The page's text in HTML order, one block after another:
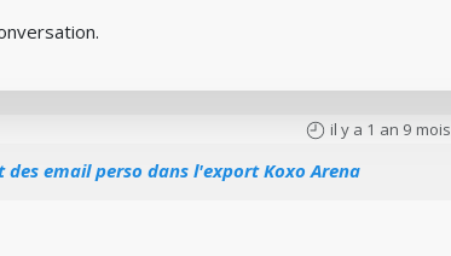
il y a 1 an 9 mois
des email perso dans l'export Koxo Arena